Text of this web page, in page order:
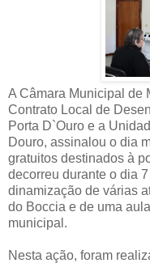
A Câmara Municipal de
Contrato Local de
Porta D`Ouro e a
Douro, assinalou o dia
gratuitos destinados à
decorreu durante o dia
dinamização de várias
do Boccia e de uma
municipal.
Nesta ação, foram